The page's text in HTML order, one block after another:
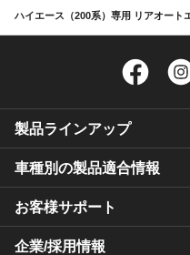
ハイエース（200系）専用 リアオート
製品ラインアップ
車種別の製品適合情報
お客様サポート
企業/採用情報